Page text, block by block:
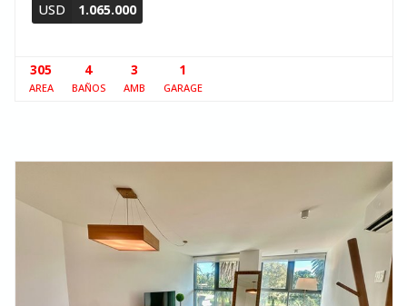
USD 1.065.000
305
AREA
4
BAÑOS
3
AMB
1
GARAGE